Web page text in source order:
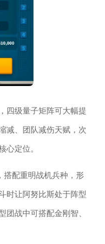
四级量子矩阵可大幅提
减、团队减伤天赋，次
定位。
搭配重明战机兵种，形
时让阿努比斯处于阵型
战中可搭配金刚智、